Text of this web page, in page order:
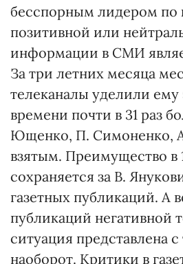
бесспорным лидером по
позитивной или
информации в СМИ
За три летних месяца
телеканалы уделили
времени почти в 31 раз
Ющенко, П. Симоненко,
взятым. Преимущество в
сохраняется за В.
газетных публикаций. А
публикаций негативной
ситуация представлена
наоборот. Критики в